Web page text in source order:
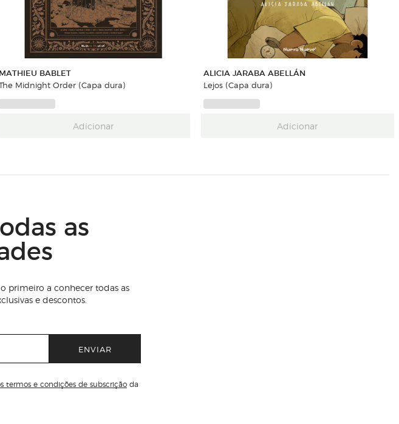
MATHIEU BABLET
Midnight Order (Capa dura)
Adicionar
ALICIA JARABA ABELLÁN
Lejos (Capa dura)
Adicionar
as
primeiro a conhecer todas as
e descontos.
ENVIAR
termos e condições de subscrição da